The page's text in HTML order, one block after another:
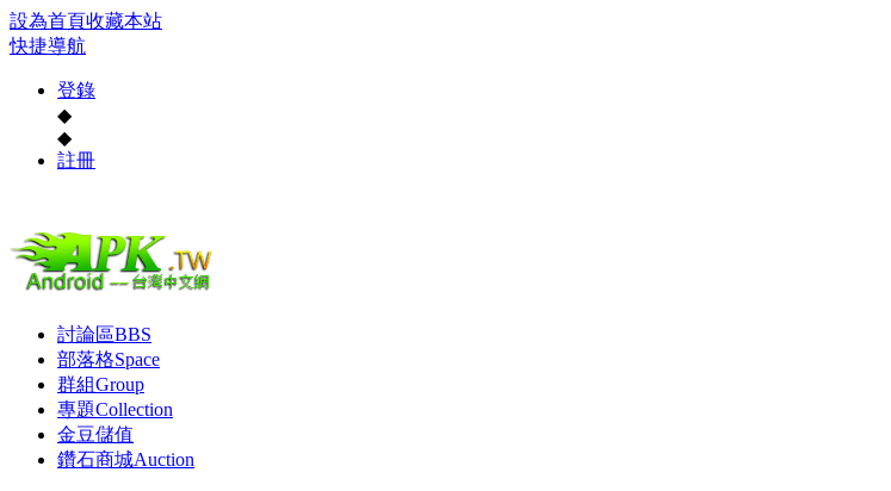
設為首頁收藏本站
快捷導航
登錄
◆
◆
註冊
討論區BBS
部落格Space
群組Group
專題Collection
金豆儲值
鑽石商城Auction